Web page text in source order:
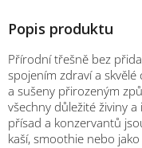
Popis produktu
Přírodní třešně bez
spojením zdraví a
a sušeny přirozeným
všechny důležité živiny
přísad a konzervantů
kaší, smoothie nebo